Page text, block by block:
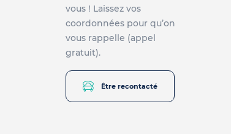
vous ! Laissez vos
coordonnées pour qu’on
vous rappelle (appel
gratuit).
Être recontacté